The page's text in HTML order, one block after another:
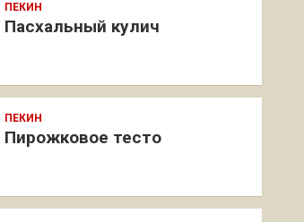
ПЕКИН
Пасхальный кулич
ПЕКИН
Пирожковое тесто